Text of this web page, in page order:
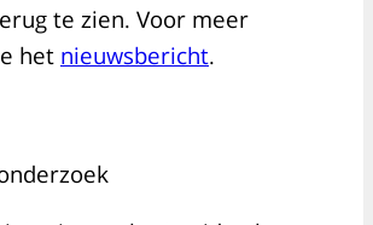
te zien. Voor meer
het nieuwsbericht.